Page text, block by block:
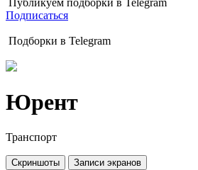
Подписаться
Подборки в Telegram
Юрент
Транспорт
Скриншоты Записи экранов